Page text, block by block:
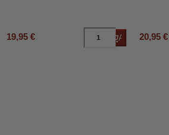
19,95 € Añadir al carrito
20,95 €